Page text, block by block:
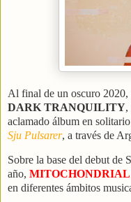
Al final de un oscuro
DARK TRANQUILITY,
aclamado álbum en solitario
Sju Pulsarer, a través de
Sobre la base del debut de
año, MITOCHONDRIAL
en diferentes ámbitos